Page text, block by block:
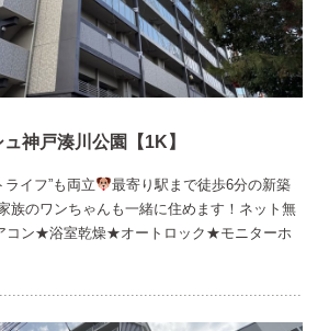
神戸湊川公園【1K】
ライフ”も両立
最寄り駅まで徒歩6分の新築
族のワンちゃんも一緒に住めます！ネット無
ン★浴室乾燥★オートロック★モニターホ